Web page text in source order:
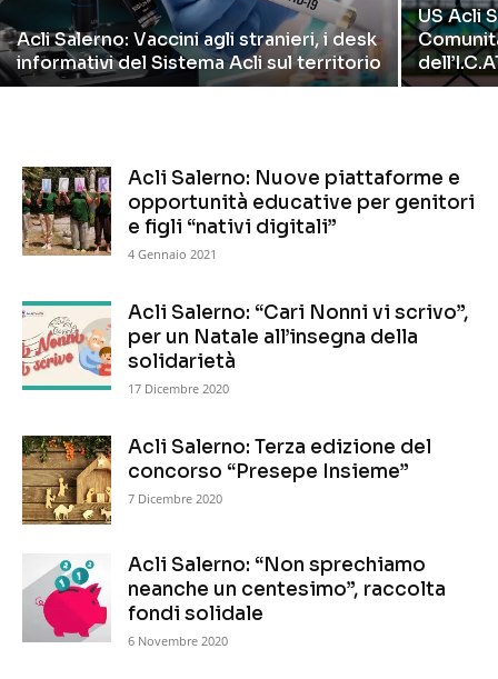
Acli Salerno: Vaccini agli stranieri, i desk
informativi del Sistema Acli sul territorio
US Acli
Acli Salerno: Nuove piattaforme e
opportunità educative per genitori
e figli “nativi digitali”
4 Gennaio 2021
Acli Salerno: “Cari Nonni vi scrivo”,
per un Natale all’insegna della
solidarietà
17 Dicembre 2020
Acli Salerno: Terza edizione del
concorso “Presepe Insieme”
7 Dicembre 2020
Acli Salerno: “Non sprechiamo
neanche un centesimo”, raccolta
fondi solidale
6 Novembre 2020